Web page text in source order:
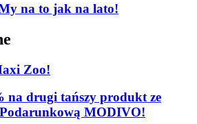
na to jak na lato!
Zoo!
na drugi tańszy produkt ze
MODIVO!